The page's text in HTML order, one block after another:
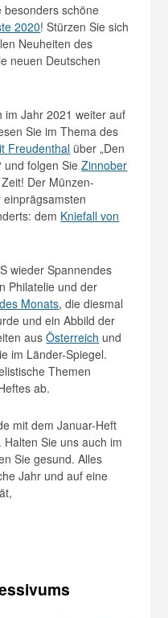
besonders schöne
2020! Stürzen Sie sich
Neuheiten des
neuen Deutschen
im Jahr 2021 weiter auf
Sie im Thema des
Freudenthal über „Den
und folgen SieZinnober
Der Münzen-
dem Kniefall von
wieder Spannendes
Philatelie und der
Monats, die diesmal
und ein Abbild der
ausÖsterreich und
im Länder-Spiegel.
Themen
ab.
mit dem Januar-Heft
Halten Sie uns auch im
Sie gesund. Alles
Jahr und auf eine